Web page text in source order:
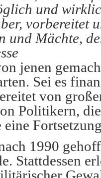
und
vorbereitet
und Mächte,
jenen
Sei es
von
Politikern,
1990
Stattdessen